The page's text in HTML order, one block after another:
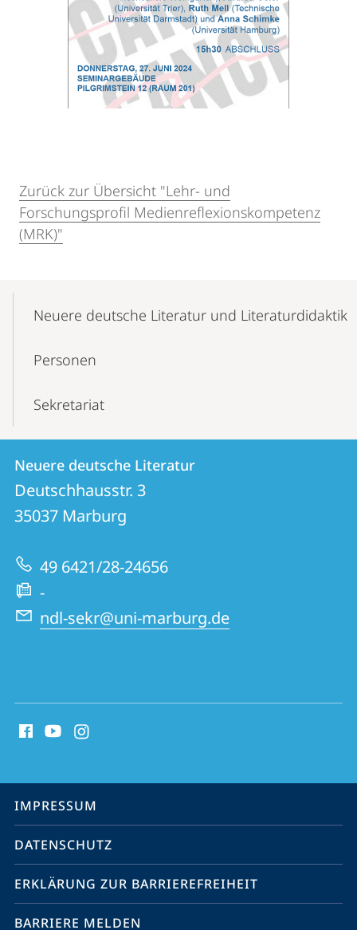
Zurück zur Übersicht "Lehr- und
Forschungsprofil Medienreflexionskompetenz
(MRK)"
NavigationNeuere deutsche Literatur und Literaturdidaktik
Personen
Sekretariat
Kontakt
und
Informationen
zur
Website
Kontaktinformationen
Neuere
deutsche
Literatur
Neuere deutsche Literatur
Deutschhausstr. 3
35037 Marburg
49 6421/28-24656
-
ndl-sekr@uni-marburg.de
Media
Service-
Navigation
IMPRESSUM
DATENSCHUTZ
ERKLÄRUNG ZUR BARRIEREFREIHEIT
BARRIERE MELDEN